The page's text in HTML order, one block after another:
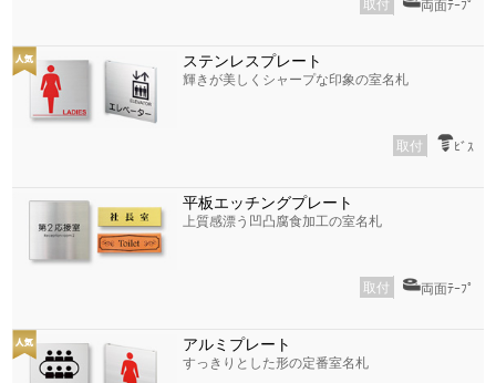
取付 両面ﾃｰﾌﾟ
ステンレスプレート
輝きが美しくシャープな印象の室名札
取付 ﾋﾞｽ
平板エッチングプレート
上質感漂う凹凸腐食加工の室名札
取付 両面ﾃｰﾌﾟ
アルミプレート
すっきりとした形の定番室名札